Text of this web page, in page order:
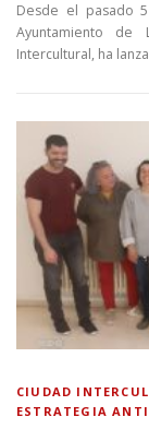
Desde el pasado
Ayuntamiento de
Intercultural, ha
CIUDAD
ESTRATEGIA